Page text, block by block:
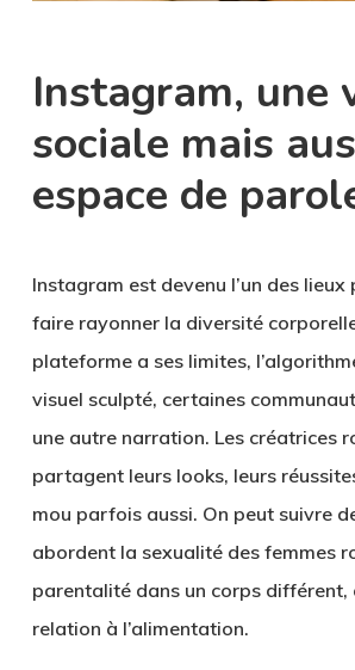
Instagram, une
sociale mais
espace de
Instagram est devenu l’un des
faire rayonner la diversité
plateforme a ses limites,
visuel sculpté, certaines
une autre narration. Les créatrices
partagent leurs looks, leurs
mou parfois aussi. On peut suivre
abordent la sexualité des femmes
parentalité dans un corps différent,
relation à l’alimentation.